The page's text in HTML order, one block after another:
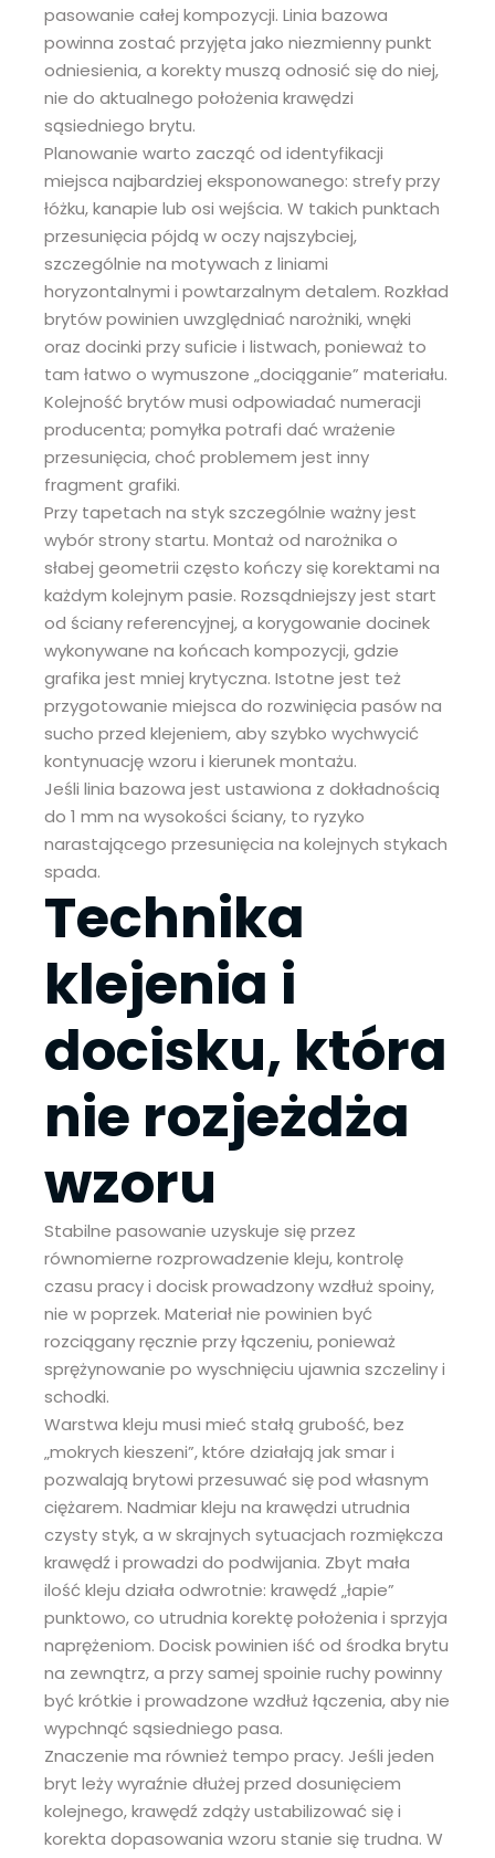
pasowanie całej kompozycji. Linia bazowa
powinna zostać przyjęta jako niezmienny punkt
odniesienia, a korekty muszą odnosić się do niej,
nie do aktualnego położenia krawędzi
sąsiedniego brytu.
Planowanie warto zacząć od identyfikacji
miejsca najbardziej eksponowanego: strefy przy
łóżku, kanapie lub osi wejścia. W takich punktach
przesunięcia pójdą w oczy najszybciej,
szczególnie na motywach z liniami
horyzontalnymi i powtarzalnym detalem. Rozkład
brytów powinien uwzględniać narożniki, wnęki
oraz docinki przy suficie i listwach, ponieważ to
tam łatwo o wymuszone „dociąganie” materiału.
Kolejność brytów musi odpowiadać numeracji
producenta; pomyłka potrafi dać wrażenie
przesunięcia, choć problemem jest inny
fragment grafiki.
Przy tapetach na styk szczególnie ważny jest
wybór strony startu. Montaż od narożnika o
słabej geometrii często kończy się korektami na
każdym kolejnym pasie. Rozsądniejszy jest start
od ściany referencyjnej, a korygowanie docinek
wykonywane na końcach kompozycji, gdzie
grafika jest mniej krytyczna. Istotne jest też
przygotowanie miejsca do rozwinięcia pasów na
sucho przed klejeniem, aby szybko wychwycić
kontynuację wzoru i kierunek montażu.
Jeśli linia bazowa jest ustawiona z dokładnością
do 1 mm na wysokości ściany, to ryzyko
narastającego przesunięcia na kolejnych stykach
spada.
Technika
klejenia i
docisku, która
nie rozjeżdża
wzoru
Stabilne pasowanie uzyskuje się przez
równomierne rozprowadzenie kleju, kontrolę
czasu pracy i docisk prowadzony wzdłuż spoiny,
nie w poprzek. Materiał nie powinien być
rozciągany ręcznie przy łączeniu, ponieważ
sprężynowanie po wyschnięciu ujawnia szczeliny i
schodki.
Warstwa kleju musi mieć stałą grubość, bez
„mokrych kieszeni”, które działają jak smar i
pozwalają brytowi przesuwać się pod własnym
ciężarem. Nadmiar kleju na krawędzi utrudnia
czysty styk, a w skrajnych sytuacjach rozmiękcza
krawędź i prowadzi do podwijania. Zbyt mała
ilość kleju działa odwrotnie: krawędź „łapie”
punktowo, co utrudnia korektę położenia i sprzyja
naprężeniom. Docisk powinien iść od środka brytu
na zewnątrz, a przy samej spoinie ruchy powinny
być krótkie i prowadzone wzdłuż łączenia, aby nie
wypchnąć sąsiedniego pasa.
Znaczenie ma również tempo pracy. Jeśli jeden
bryt leży wyraźnie dłużej przed dosunięciem
kolejnego, krawędź zdąży ustabilizować się i
korekta dopasowania wzoru stanie się trudna. W